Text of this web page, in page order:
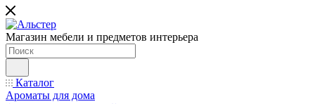
Магазин мебели и предметов интерьера
Каталог
Ароматы для дома